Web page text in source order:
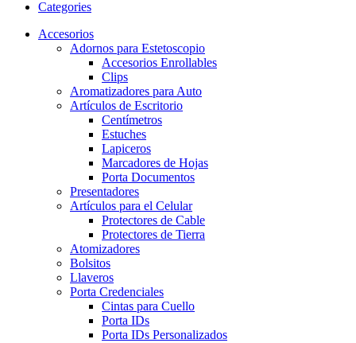
Categories
Accesorios
Adornos para Estetoscopio
Accesorios Enrollables
Clips
Aromatizadores para Auto
Artículos de Escritorio
Centímetros
Estuches
Lapiceros
Marcadores de Hojas
Porta Documentos
Presentadores
Artículos para el Celular
Protectores de Cable
Protectores de Tierra
Atomizadores
Bolsitos
Llaveros
Porta Credenciales
Cintas para Cuello
Porta IDs
Porta IDs Personalizados